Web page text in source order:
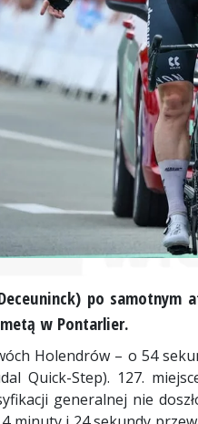
po
w Pontarlier.
Holendrów – o 54
Quick-Step). 127.
generalnej nie